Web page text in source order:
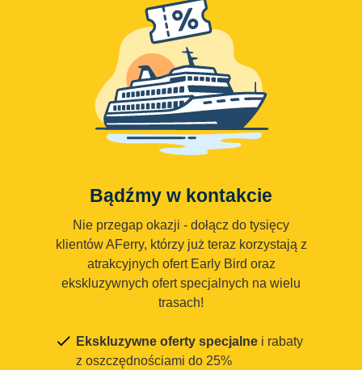
Bądźmy w kontakcie
Nie przegap okazji - dołącz do tysięcy
klientów AFerry, którzy już teraz korzystają z
atrakcyjnych ofert Early Bird oraz
ekskluzywnych ofert specjalnych na wielu
trasach!
Ekskluzywne oferty specjalne i rabaty
z oszczędnościami do 25%